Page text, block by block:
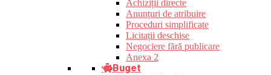
Achiziții directe
Anunțuri de atribuire
Proceduri simplificate
Licitații deschise
Negociere fără publicare
Anexa 2
Buget